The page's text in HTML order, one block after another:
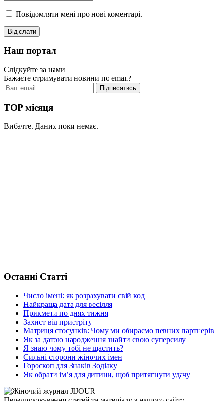
Повідомляти мені про нові коментарі.
Наш портал
Слідкуйте за нами
Бажаєте отримувати новини по email?
TOP місяця
Вибачте. Даних поки немає.
Останні Статті
Число імені: як розрахувати свій код
Найкраща дата для весілля
Прикмети по днях тижня
Захист від пристріту
Матриця стосунків: Чому ми обираємо певних партнерів
Як за датою народження знайти свою суперсилу
Я знаю чому тобі не щастить?
Сильні сторони жіночих імен
Гороскоп для Знаків Зодіаку
Як обрати ім’я для дитини, щоб притягнути удачу